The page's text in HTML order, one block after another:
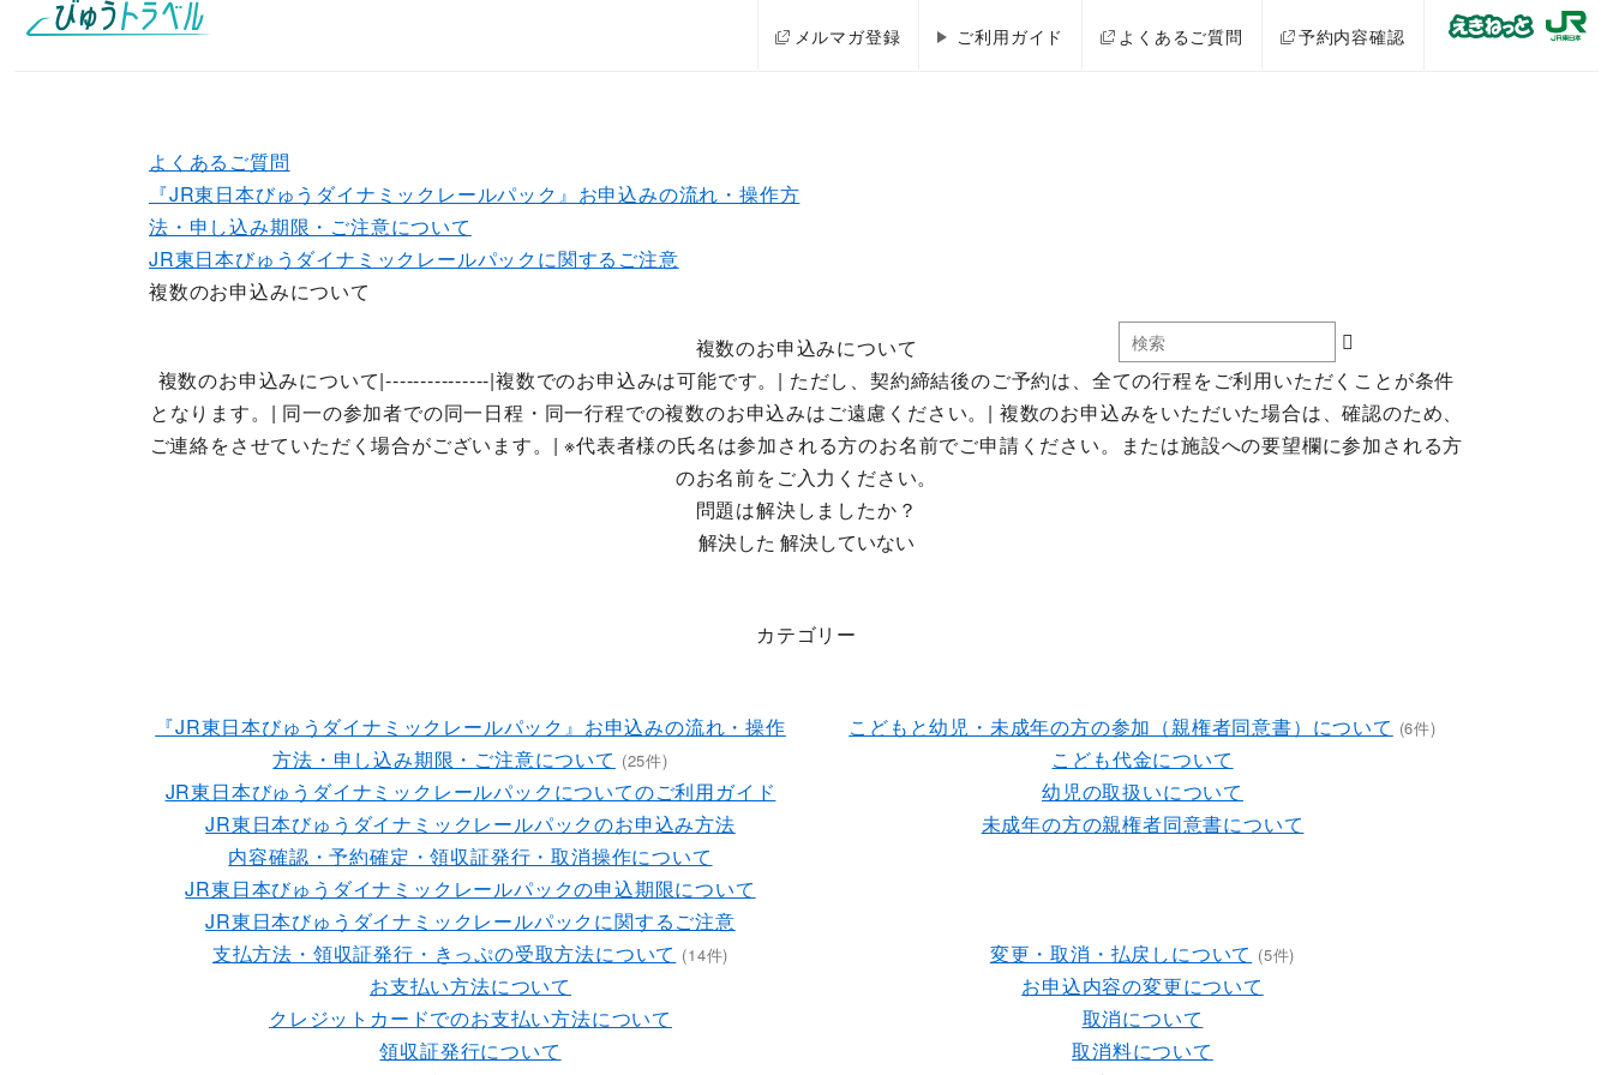
メルマガ登録 ご利用ガイド よくあるご質問 予約内容確認
よくあるご質問
『JR東日本びゅうダイナミックレールパック』お申込みの流れ・操作方
法・申し込み期限・ご注意について
JR東日本びゅうダイナミックレールパックに関するご注意
複数のお申込みについて
複数のお申込みについて
複数のお申込みについて|---------------|複数でのお申込みは可能です。| ただし、契約締結後のご予約は、全ての行程をご利用いただくことが条件
となります。| 同一の参加者での同一日程・同一行程での複数のお申込みはご遠慮ください。| 複数のお申込みをいただいた場合は、確認のため、
ご連絡をさせていただく場合がございます。| ※代表者様の氏名は参加される方のお名前でご申請ください。または施設への要望欄に参加される方
のお名前をご入力ください。
問題は解決しましたか？
解決した 解決していない
カテゴリー
『JR東日本びゅうダイナミックレールパック』お申込みの流れ・操作
方法・申し込み期限・ご注意について (25件)
JR東日本びゅうダイナミックレールパックについてのご利用ガイド
JR東日本びゅうダイナミックレールパックのお申込み方法
内容確認・予約確定・領収証発行・取消操作について
JR東日本びゅうダイナミックレールパックの申込期限について
JR東日本びゅうダイナミックレールパックに関するご注意
こどもと幼児・未成年の方の参加（親権者同意書）について (6件)
こども代金について
幼児の取扱いについて
未成年の方の親権者同意書について
支払方法・領収証発行・きっぷの受取方法について (14件)
お支払い方法について
クレジットカードでのお支払い方法について
領収証発行について
変更・取消・払戻しについて (5件)
お申込内容の変更について
取消について
取消料について